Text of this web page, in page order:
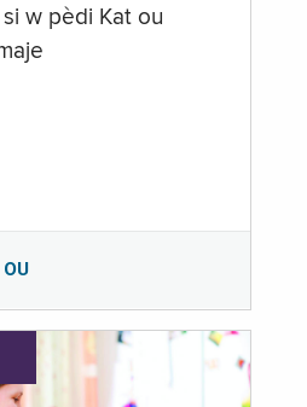
w pèdi Kat ou